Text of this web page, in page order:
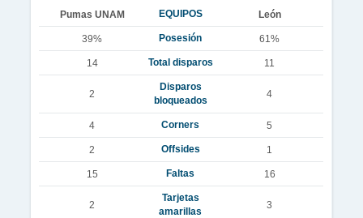
Pumas UNAM EQUIPOS León
39% Posesión 61%
14 Total disparos 11
2
Disparos
bloqueados
4
4 Corners 5
2 Offsides 1
15 Faltas 16
2
Tarjetas
amarillas
3